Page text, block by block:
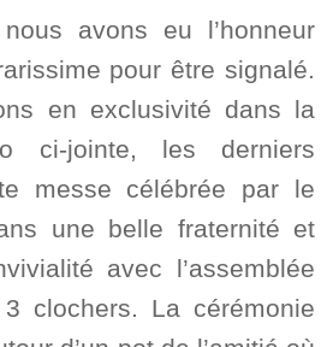
avons eu l’honneur
pour être signalé.
en exclusivité dans la
ci-jointe, les derniers
messe célébrée par le
une belle fraternité et
avec l’assemblée
clochers. La cérémonie